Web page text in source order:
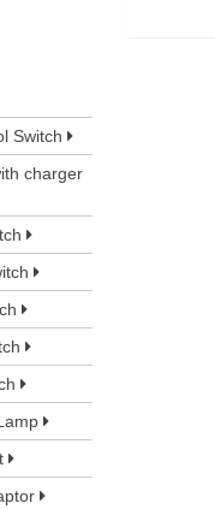
Switch
charger